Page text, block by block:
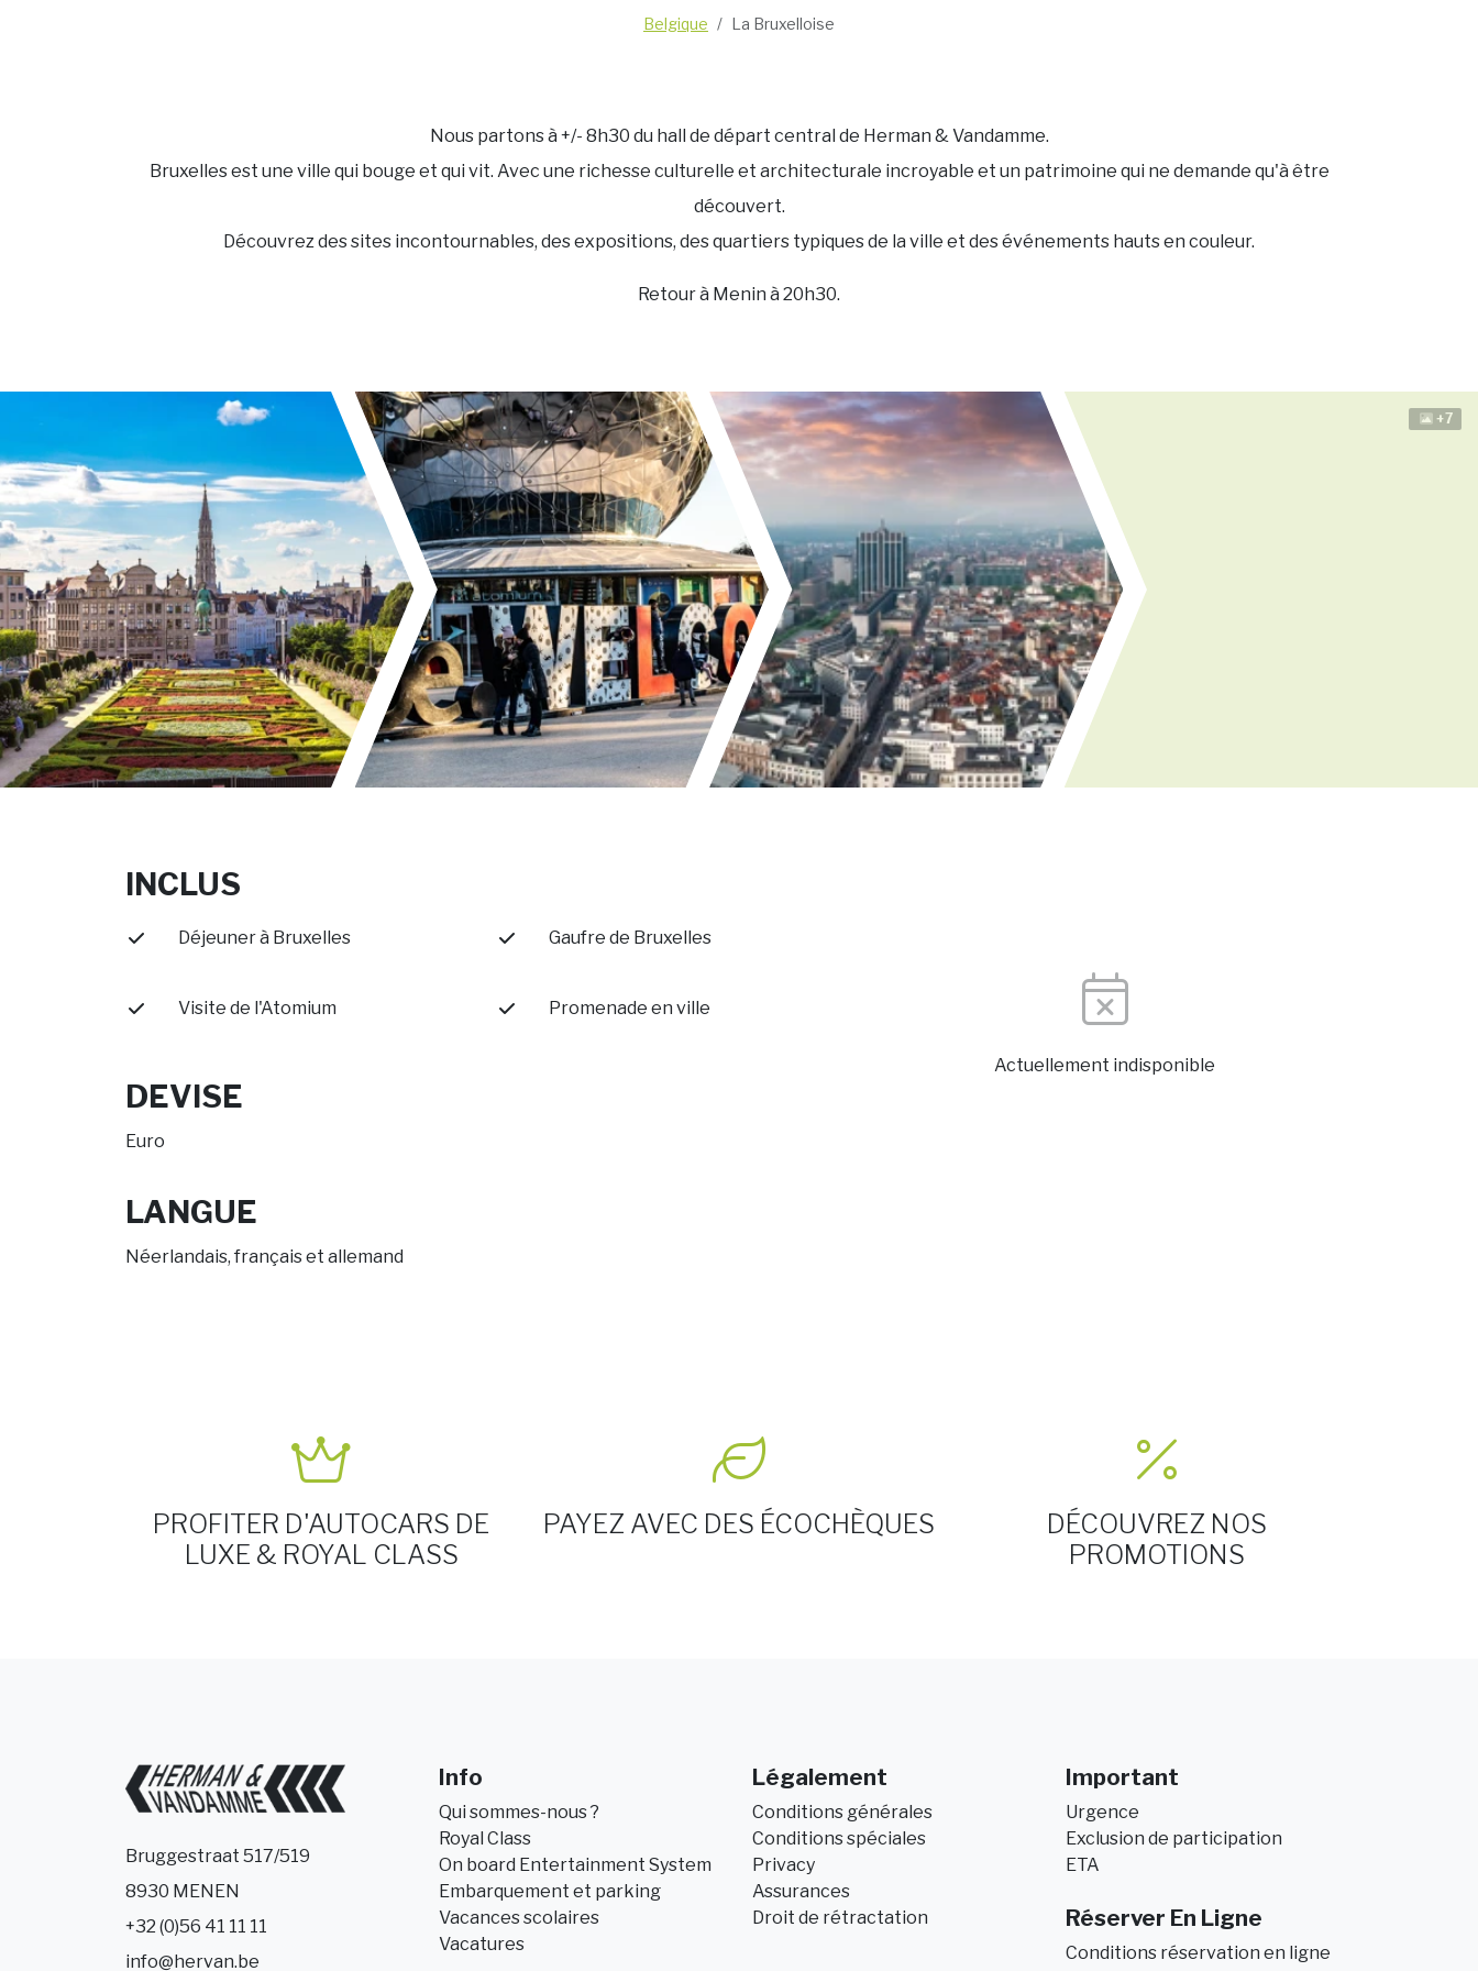
Belgique La Bruxelloise
Nous partons à +/- 8h30 du hall de départ central de Herman & Vandamme.
Bruxelles est une ville qui bouge et qui vit. Avec une richesse culturelle et architecturale incroyable et un patrimoine qui ne demande qu'à être
découvert.
Découvrez des sites incontournables, des expositions, des quartiers typiques de la ville et des événements hauts en couleur.
Retour à Menin à 20h30.
+7
INCLUS
Déjeuner à Bruxelles
Visite de l'Atomium
Gaufre de Bruxelles
Promenade en ville
DEVISE
Euro
LANGUE
Néerlandais, français et allemand
Actuellement indisponible
PROFITER D'AUTOCARS DE
LUXE & ROYAL CLASS
PAYEZ AVEC DES ÉCOCHÈQUES
DÉCOUVREZ NOS
PROMOTIONS
Bruggestraat 517/519
8930 MENEN
+32 (0)56 41 11 11
info@hervan.be
Info
Qui sommes-nous ?
Royal Class
On board Entertainment System
Embarquement et parking
Vacances scolaires
Vacatures
Légalement
Conditions générales
Conditions spéciales
Privacy
Assurances
Droit de rétractation
Important
Urgence
Exclusion de participation
ETA
Réserver En Ligne
Conditions réservation en ligne